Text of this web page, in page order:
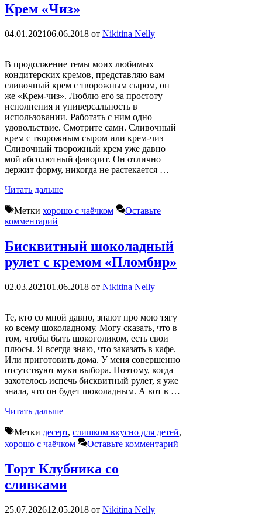
Крем «Чиз»
04.01.202106.06.2018 от Nikitina Nelly
В продолжение темы моих любимых
кондитерских кремов, представляю вам
сливочный крем с творожным сыром, он
же «Крем-чиз». Люблю его за простоту
исполнения и универсальность в
использовании. Работать с ним одно
удовольствие. Смотрите сами. Сливочный
крем с творожным сыром или крем-чиз
Сливочный творожный крем уже давно
мой абсолютный фаворит. Он отлично
держит форму, никогда не растекается …
Читать дальше
Метки хорошо с чаёчком
Оставьте
комментарий
Бисквитный шоколадный
рулет с кремом «Пломбир»
02.03.202101.06.2018 от Nikitina Nelly
Те, кто со мной давно, знают про мою тягу
ко всему шоколадному. Могу сказать, что в
том, чтобы быть шокоголиком, есть свои
плюсы. Я всегда знаю, что заказать в кафе.
Или приготовить дома. У меня совершенно
отсутствуют муки выбора. Поэтому, когда
захотелось испечь бисквитный рулет, я уже
знала, что он будет шоколадным. А вот в …
Читать дальше
Метки десерт, слишком вкусно для детей,
хорошо с чаёчком
Оставьте комментарий
Торт Клубника со
сливками
25.07.202612.05.2018 от Nikitina Nelly